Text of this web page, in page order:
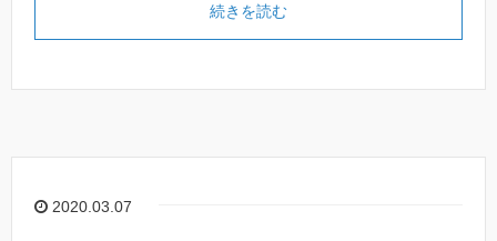
続きを読む
2020.03.07